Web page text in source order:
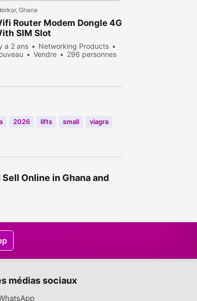
Ghana
Router Modem Dongle 4G
SIM Slot
a 2 ans
Networking Products
Vendre
296 personnes
2026 lifts small
viagra
Online in Ghana and
médias sociaux